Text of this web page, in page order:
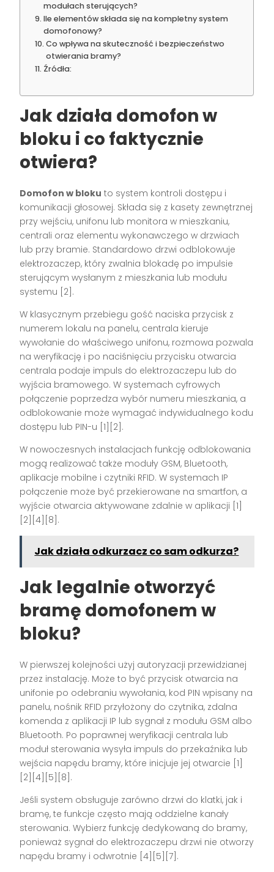
modułach sterujących?
Ile elementów składa się na kompletny system
domofonowy?
Co wpływa na skuteczność i bezpieczeństwo
otwierania bramy?
Źródła:
Jak działa domofon w
bloku i co faktycznie
otwiera?
Domofon w bloku to system kontroli dostępu i
komunikacji głosowej. Składa się z kasety zewnętrznej
przy wejściu, unifonu lub monitora w mieszkaniu,
centrali oraz elementu wykonawczego w drzwiach
lub przy bramie. Standardowo drzwi odblokowuje
elektrozaczep, który zwalnia blokadę po impulsie
sterującym wysłanym z mieszkania lub modułu
systemu [2].
W klasycznym przebiegu gość naciska przycisk z
numerem lokalu na panelu, centrala kieruje
wywołanie do właściwego unifonu, rozmowa pozwala
na weryfikację i po naciśnięciu przycisku otwarcia
centrala podaje impuls do elektrozaczepu lub do
wyjścia bramowego. W systemach cyfrowych
połączenie poprzedza wybór numeru mieszkania, a
odblokowanie może wymagać indywidualnego kodu
dostępu lub PIN-u [1][2].
W nowoczesnych instalacjach funkcję odblokowania
mogą realizować także moduły GSM, Bluetooth,
aplikacje mobilne i czytniki RFID. W systemach IP
połączenie może być przekierowane na smartfon, a
wyjście otwarcia aktywowane zdalnie w aplikacji [1]
[2][4][8].
Jak działa odkurzacz co sam odkurza?
Jak legalnie otworzyć
bramę domofonem w
bloku?
W pierwszej kolejności użyj autoryzacji przewidzianej
przez instalację. Może to być przycisk otwarcia na
unifonie po odebraniu wywołania, kod PIN wpisany na
panelu, nośnik RFID przyłożony do czytnika, zdalna
komenda z aplikacji IP lub sygnał z modułu GSM albo
Bluetooth. Po poprawnej weryfikacji centrala lub
moduł sterowania wysyła impuls do przekaźnika lub
wejścia napędu bramy, które inicjuje jej otwarcie [1]
[2][4][5][8].
Jeśli system obsługuje zarówno drzwi do klatki, jak i
bramę, te funkcje często mają oddzielne kanały
sterowania. Wybierz funkcję dedykowaną do bramy,
ponieważ sygnał do elektrozaczepu drzwi nie otworzy
napędu bramy i odwrotnie [4][5][7].